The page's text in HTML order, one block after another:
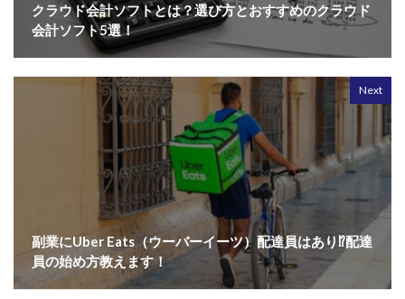
クラウド会計ソフトとは？選び方とおすすめのクラウド
会計ソフト5選！
Next
副業にUber Eats（ウーバーイーツ）配達員はあり⁉配達
員の始め方教えます！